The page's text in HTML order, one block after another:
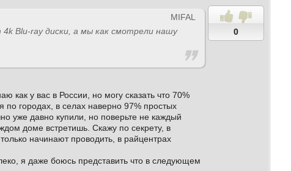
0
MIFAL
Blu-ray диски, а мы как смотрели нашу
как у вас в России, но могу сказать что 70%
городах, в селах наверно 97% простых
уже давно купили, но поверьте не каждый
доме встретишь. Скажу по секрету, в
начинают проводить, в райцентрах
я даже боюсь представить что в следующем